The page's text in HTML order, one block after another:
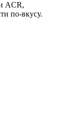
ACR,
по-вкусу.